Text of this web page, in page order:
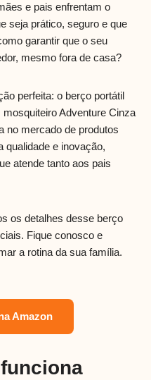
e pais enfrentam o
seja prático, seguro e que
garantir que o seu
mesmo fora de casa?
perfeita: o berço portátil
Adventure Cinza
no mercado de produtos
qualidade e inovação,
atende tanto aos pais
os detalhes desse berço
Fique conosco e
a rotina da sua família.
Amazon